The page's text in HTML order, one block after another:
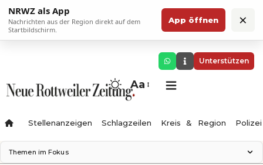
NRWZ als App
Nachrichten aus der Region direkt auf dem
Startbildschirm.
App öffnen ×
Unterstützen
Aa
Stellenanzeigen Schlagzeilen Kreis & Region Polizei
Themen im Fokus